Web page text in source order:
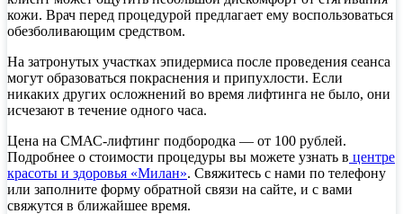
кожи. Врач перед процедурой предлагает ему воспользоваться
обезболивающим средством.
На затронутых участках эпидермиса после проведения сеанса
могут образоваться покраснения и припухлости. Если
никаких других осложнений во время лифтинга не было, они
исчезают в течение одного часа.
Цена на СМАС-лифтинг подбородка — от 100 рублей.
Подробнее о стоимости процедуры вы можете узнать в центре
красоты и здоровья «Милан». Свяжитесь с нами по телефону
или заполните форму обратной связи на сайте, и с вами
свяжутся в ближайшее время.